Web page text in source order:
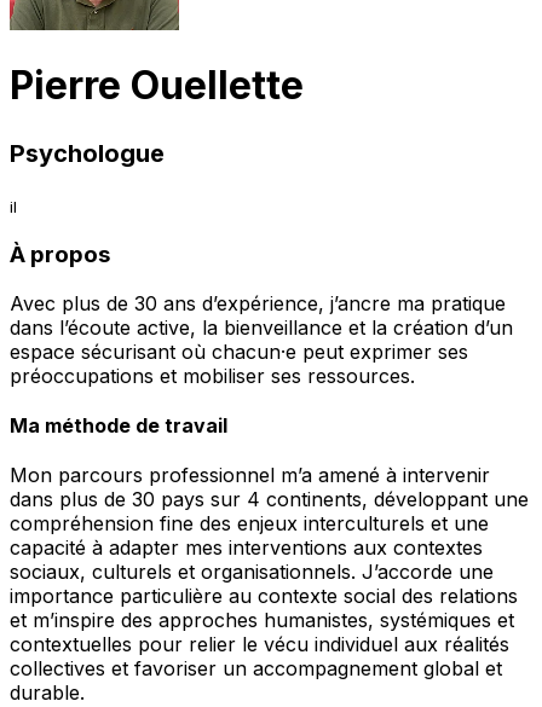
Pierre Ouellette
Psychologue
il
À propos
Avec plus de 30 ans d’expérience, j’ancre ma pratique
dans l’écoute active, la bienveillance et la création d’un
espace sécurisant où chacun·e peut exprimer ses
préoccupations et mobiliser ses ressources.
Ma méthode de travail
Mon parcours professionnel m’a amené à intervenir
dans plus de 30 pays sur 4 continents, développant une
compréhension fine des enjeux interculturels et une
capacité à adapter mes interventions aux contextes
sociaux, culturels et organisationnels. J’accorde une
importance particulière au contexte social des relations
et m’inspire des approches humanistes, systémiques et
contextuelles pour relier le vécu individuel aux réalités
collectives et favoriser un accompagnement global et
durable.